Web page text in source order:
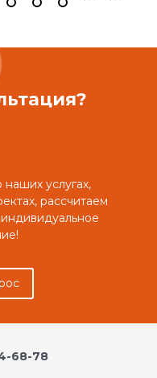
услугах,
рассчитаем
68-78